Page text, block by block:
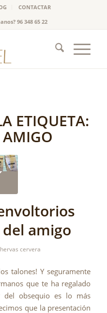
CONTACTAR
96 348 65 22
ETIQUETA:
amigo
cervera
talones! Y seguramente
que te ha regalado
obsequio es lo más
que la presentación